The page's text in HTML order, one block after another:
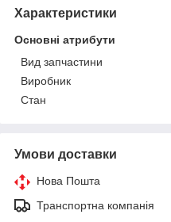
Характеристики
Основні атрибути
Вид запчастини
Виробник
Стан
Умови доставки
Нова Пошта
Транспортна компанія